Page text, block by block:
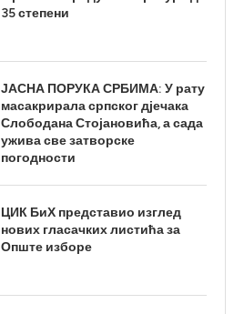
35 степени
ЈАСНА ПОРУКА СРБИМА: У рату
масакрирала српског дјечака
Слободана Стојановића, а сада
ужива све затворске
погодности
ЦИК БиХ представио изглед
нових гласачких листића за
Опште изборе